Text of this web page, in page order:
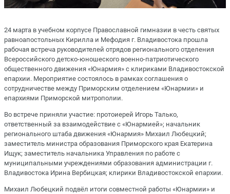
24 марта в учебном корпусе Православной гимназии в честь святых
равноапостольных Кирилла и Мефодия г. Владивостока прошла
рабочая встреча руководителей отрядов регионального отделения
Всероссийского детско-юношеского военно-патриотического
общественного движения «Юнармия» с клириками Владивостокской
епархии. Мероприятие состоялось в рамках соглашения о
сотрудничестве между Приморским отделением «Юнармии» и
епархиями Приморской митрополии.
Во встрече приняли участие: протоиерей Игорь Талько,
ответственный за взаимодействие с «Юнармией»; начальник
регионального штаба движения «Юнармия» Михаил Любецкий;
заместитель министра образования Приморского края Екатерина
Ищук; заместитель начальника Управления по работе с
муниципальными учреждениями образования администрации г.
Владивостока Ирина Вербицкая; клирики Владивостокской епархии.
Михаил Любецкий подвёл итоги совместной работы «Юнармии» и